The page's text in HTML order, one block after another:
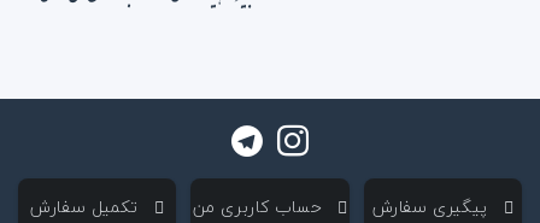
‌ پیگیری سفارش ‌ حساب کاربری من ‌ تکمیل سفارش